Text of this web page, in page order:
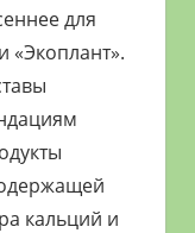
для
«Экоплант».
кальций и